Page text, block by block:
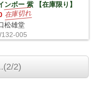
ンボー 紫 【在庫限り】
松雄堂
005
2)